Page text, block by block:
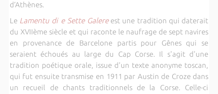
d’Athènes.
Le Lamentu di e Sette Galereest une tradition qui daterait
du XVIIème siècle et qui raconte le naufrage de sept navires
en provenance de Barcelone partis pour Gênes qui se
seraient échoués au large du Cap Corse. Il s'agit d'une
tradition poétique orale, issue d'un texte anonyme toscan,
qui fut ensuite transmise en 1911 par Austin de Croze dans
un recueil de chants traditionnels de la Corse. Celle-ci